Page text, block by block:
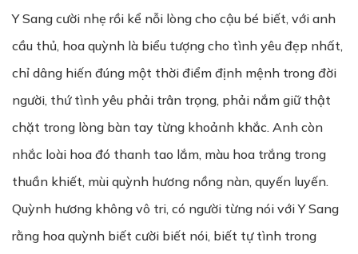
Y Sang cười nhẹ rồi kể nỗi lòng cho cậu bé biết, với anh
cầu thủ, hoa quỳnh là biểu tượng cho tình yêu đẹp nhất,
chỉ dâng hiến đúng một thời điểm định mệnh trong đời
người, thứ tình yêu phải trân trọng, phải nắm giữ thật
chặt trong lòng bàn tay từng khoảnh khắc. Anh còn
nhắc loài hoa đó thanh tao lắm, màu hoa trắng trong
thuần khiết, mùi quỳnh hương nồng nàn, quyến luyến.
Quỳnh hương không vô tri, có người từng nói với Y Sang
rằng hoa quỳnh biết cười biết nói, biết tự tình trong